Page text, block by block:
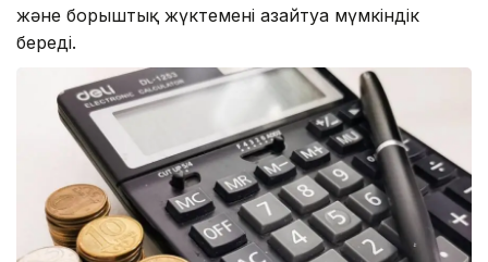
және борыштық жүктемені азайтуға мүмкіндік
береді.